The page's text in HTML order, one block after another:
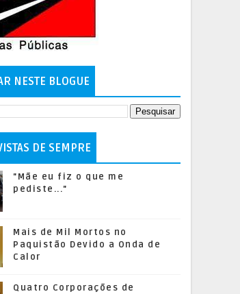
NESTE BLOGUE
DE SEMPRE
"Mãe eu fiz o que me
pediste..."
Mais de Mil Mortos no
Paquistão Devido a Onda de
Calor
Quatro Corporações de